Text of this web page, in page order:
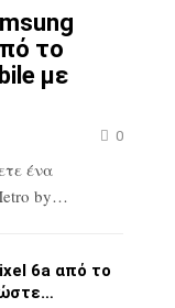
το
με
0
ένα
by…
6a από το